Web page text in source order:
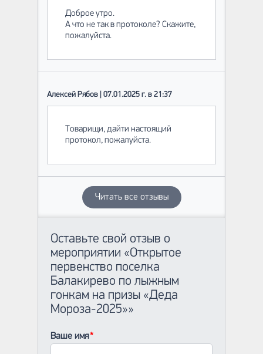
Доброе утро.
А что не так в протоколе? Скажите,
пожалуйста.
Алексей Рябов | 07.01.2025 г. в 21:37
Товарищи, дайти настоящий
протокол, пожалуйста.
Читать все отзывы
Оставьте свой отзыв о
мероприятии «Открытое
первенство поселка
Балакирево по лыжным
гонкам на призы «Деда
Мороза-2025»»
Ваше имя